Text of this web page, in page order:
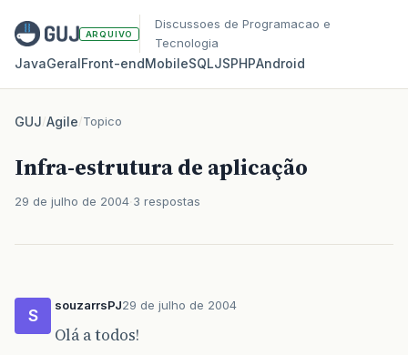
ARQUIVO
Discussoes de Programacao e
Tecnologia
JavaGeralFront‑endMobileSQLJSPHPAndroid
GUJ/Agile/Topico
Infra-estrutura de aplicação
29 de julho de 2004 3 respostas
S
souzarrsPJ29 de julho de 2004
Olá a todos!